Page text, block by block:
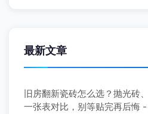
最新文章
旧房翻新瓷砖怎么选？抛光砖
一张表对比，别等贴完再后悔